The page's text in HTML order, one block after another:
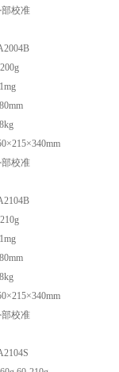
校准
校准
校准